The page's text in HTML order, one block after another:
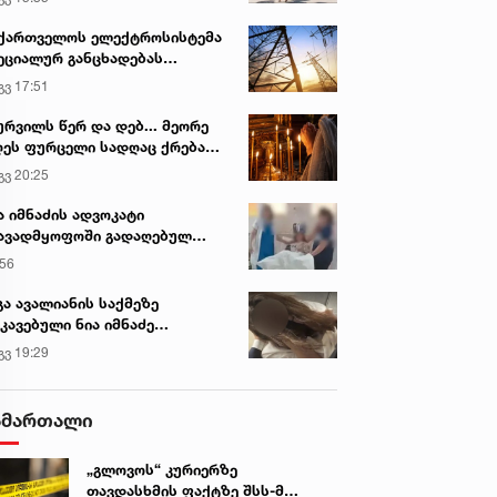
ელექტროსისტემა
განცხადებას
17:51
წერ და დებ... მეორე
ფურცელი სადღაც ქრება
სურვილი სრულდება...“ -
ტაძარი შიდა
20:25
იმნაძის ადვოკატი
გადაღებულ
ავრცელებს
ავალიანის საქმეზე
ნია იმნაძე
გადაჰყავთ
19:29
„გლოვოს“ კურიერზე
თავდასხმის ფაქტზე შსს-მ